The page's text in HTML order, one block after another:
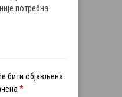
потребна
бити објављена.
*